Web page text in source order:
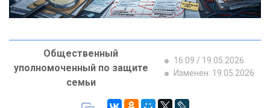
Общественный
уполномоченный по защите
семьи
16:09 / 19.05.2026
Изменен: 19.05.2026